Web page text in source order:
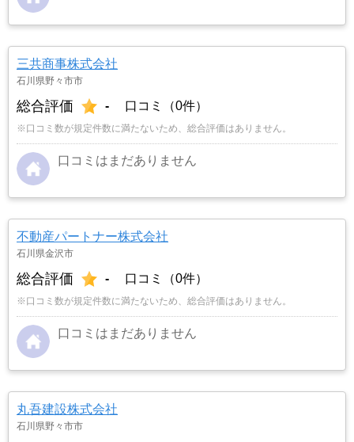
三共商事株式会社
石川県野々市市
総合評価 - 口コミ（0件）
※口コミ数が規定件数に満たないため、総合評価はありません。
口コミはまだありません
不動産パートナー株式会社
石川県金沢市
総合評価 - 口コミ（0件）
※口コミ数が規定件数に満たないため、総合評価はありません。
口コミはまだありません
丸吾建設株式会社
石川県野々市市